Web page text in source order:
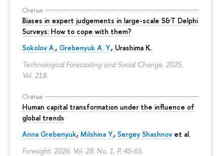
Статья
Biases in expert judgements in large-scale S&T Delphi
Surveys: How to cope with them?
Sokolov A., Grebenyuk A. Y., Urashima K.
Technological Forecasting and Social Change. 2025.
Vol. 218.
Статья
Human capital transformation under the influence of
global trends
Anna Grebenyuk, Milshina Y., Sergey Shashnov et al.
Foresight. 2026. Vol. 28. No. 1. P. 45-65.